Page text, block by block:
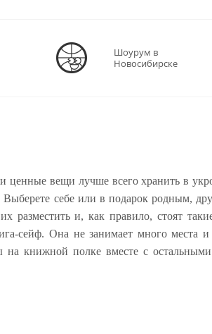
Шоурум в
Новосибирске
вещи лучше всего хранить в
себе или в подарок родным,
и, как правило, стоят
сейф. Она не занимает много места
книжной полке вместе с